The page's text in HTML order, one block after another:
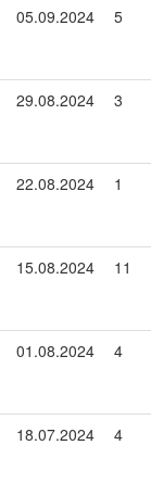
05.09.2024 5
29.08.2024 3
22.08.2024 1
15.08.2024 11
01.08.2024 4
18.07.2024 4